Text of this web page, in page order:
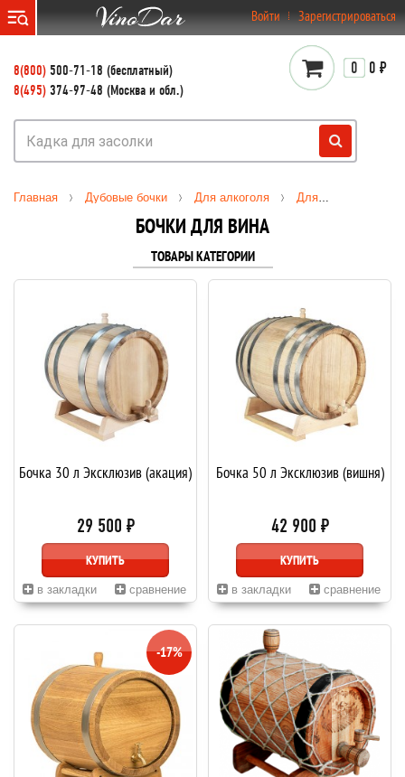
Войти Зарегистрироваться
8(800) 500-71-18 (бесплатный)
8(495) 374-97-48 (Москва и обл.)
0 0 ₽
Главная Дубовые бочки Для алкоголя Для вина
БОЧКИ ДЛЯ ВИНА
ТОВАРЫ КАТЕГОРИИ
Бочка 30 л Эксклюзив (акация)
29 500 ₽
КУПИТЬ
в закладки сравнение
Бочка 50 л Эксклюзив (вишня)
42 900 ₽
КУПИТЬ
в закладки сравнение
-17%